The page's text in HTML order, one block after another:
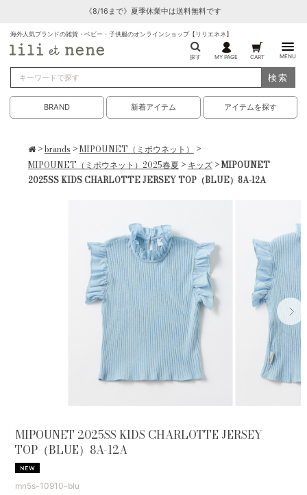
《8/16まで》夏季休業中は送料無料です
海外人気ブランドの雑貨・ベビー・子供服のオンラインショップ【リリエネネ】
探す MY PAGE CART MENU
検索
BRAND 新着アイテム アイテムを探す
>brands >MIPOUNET（ミポウネット） >
MIPOUNET（ミポウネット）2025春夏 > キッズ> MIPOUNET
2025SS KIDS CHARLOTTE JERSEY TOP（BLUE）8A-12A
MIPOUNET 2025SS KIDS CHARLOTTE JERSEY
TOP（BLUE）8A-12A
mn5s-10910-blu